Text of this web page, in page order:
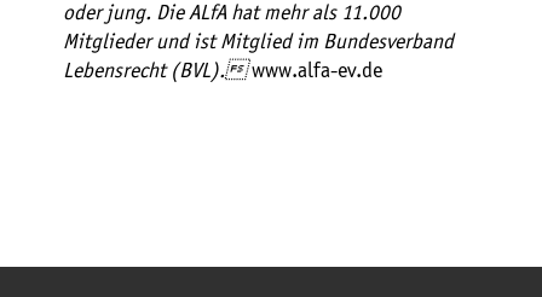
oder jung. Die ALfA hat mehr als 11.000
Mitglieder und ist Mitglied im Bundesverband
Lebensrecht (BVL). www.alfa-ev.de